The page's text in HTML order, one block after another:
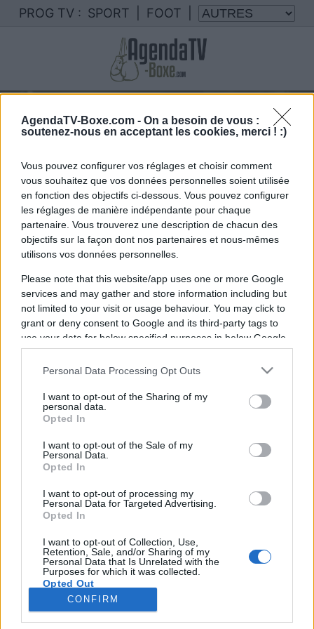
AgendaTV-Boxe.com - On a besoin de vous :
soutenez-nous en acceptant les cookies, merci ! :)
Vous pouvez configurer vos réglages et choisir comment
vous souhaitez que vos données personnelles soient utilisée
en fonction des objectifs ci-dessous. Vous pouvez configurer
les réglages de manière indépendante pour chaque
partenaire. Vous trouverez une description de chacun des
objectifs sur la façon dont nos partenaires et nous-mêmes
utilisons vos données personnelles.
Please note that this website/app uses one or more Google
services and may gather and store information including but
not limited to your visit or usage behaviour. You may click to
grant or deny consent to Google and its third-party tags to
use your data for below specified purposes in below Google
consent section.
Personal Data Processing Opt Outs
I want to opt-out of the Sharing of my
personal data.
Opted In
I want to opt-out of the Sale of my
Personal Data.
Opted In
I want to opt-out of processing my
Personal Data for Targeted Advertising.
Opted In
I want to opt-out of Collection, Use,
Retention, Sale, and/or Sharing of my
Personal Data that Is Unrelated with the
Purposes for which it was collected.
Opted Out
Google consents
CONFIRM
PROG TV : SPORT FOOT
menifield
alonzo menifield diffusés à la TV en France
Vous trouverez ci-dessous la liste des futurs
combats diffusés à la télévision en France de.
Il n'y a pas de diffusions de combats de
annoncées à la télévision pour le moment. Nous
Pour suivre l' actu Anthony Joshua
pas à vous rendre chez notre partenaire
RezoSport.com qui sélectionne l'actu boxe issue
des meilleurs médias, et propose également les
classements, calendriers et résultats.
Nous contacter|Mentions Légales